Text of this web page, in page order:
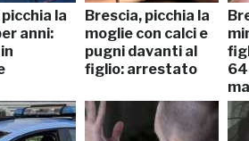
la
anni:
Brescia, picchia la
moglie con calci e
pugni davanti al
figlio: arrestato